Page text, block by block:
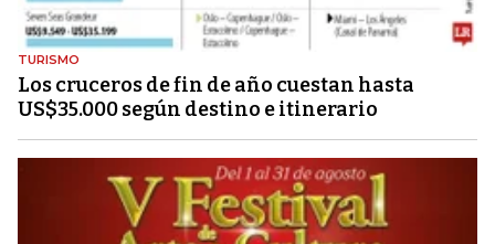
TURISMO
Los cruceros de fin de año cuestan hasta
US$35.000 según destino e itinerario